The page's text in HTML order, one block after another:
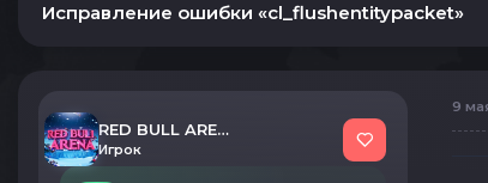
Исправление ошибки «cl_flushentitypacket»
RED BULL ARENA
Игрок
9